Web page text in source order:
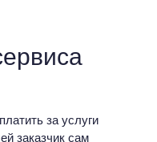
за услуги
заказчик сам